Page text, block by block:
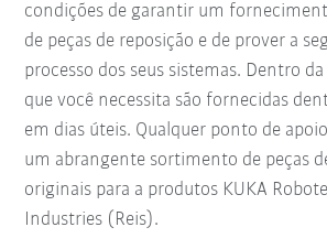
condições de garantir um
de peças de reposição e de prover a
processo dos seus sistemas. Dentro
que você necessita são fornecidas
em dias úteis. Qualquer ponto de
um abrangente sortimento de peças
originais para a produtos KUKA
Industries (Reis).